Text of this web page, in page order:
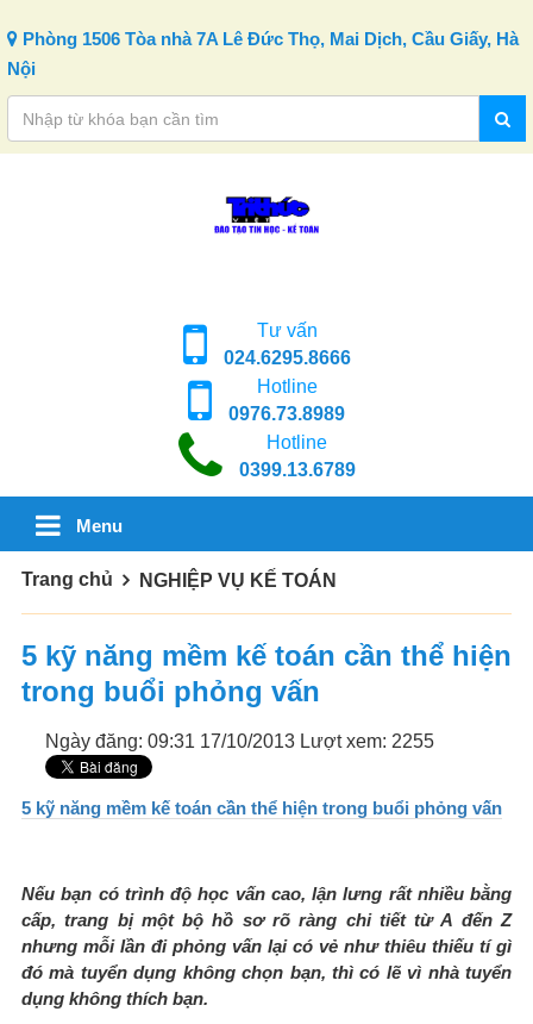
Phòng 1506 Tòa nhà 7A Lê Đức Thọ, Mai Dịch, Cầu Giấy, Hà
Nội
Tư vấn
024.6295.8666
Hotline
0976.73.8989
Hotline
0399.13.6789
Menu
Trang chủ NGHIỆP VỤ KẾ TOÁN
5 kỹ năng mềm kế toán cần thể hiện
trong buổi phỏng vấn
Ngày đăng: 09:31 17/10/2013 Lượt xem: 2255
5 kỹ năng mềm kế toán cần thể hiện trong buổi phỏng vấn
Nếu bạn có trình độ học vấn cao, lận lưng rất nhiều bằng
cấp, trang bị một bộ hồ sơ rõ ràng chi tiết từ A đến Z
nhưng mỗi lần đi phỏng vấn lại có vẻ như thiêu thiếu tí gì
đó mà tuyển dụng không chọn bạn, thì có lẽ vì nhà tuyển
dụng không thích bạn.